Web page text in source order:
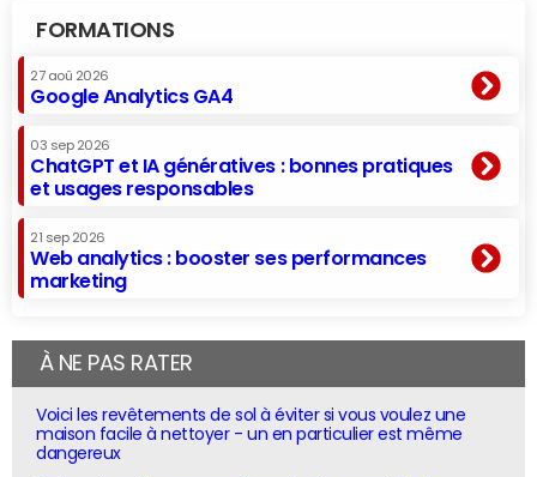
FORMATIONS
27 aoû 2026
Google Analytics GA4
03 sep 2026
ChatGPT et IA génératives : bonnes pratiques
et usages responsables
21 sep 2026
Web analytics : booster ses performances
marketing
À NE PAS RATER
Voici les revêtements de sol à éviter si vous voulez une
maison facile à nettoyer - un en particulier est même
dangereux